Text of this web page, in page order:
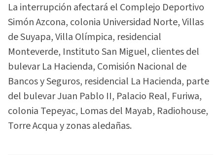
La interrupción afectará el Complejo Deportivo
Simón Azcona, colonia Universidad Norte, Villas
de Suyapa, Villa Olímpica, residencial
Monteverde, Instituto San Miguel, clientes del
bulevar La Hacienda, Comisión Nacional de
Bancos y Seguros, residencial La Hacienda, parte
del bulevar Juan Pablo II, Palacio Real, Furiwa,
colonia Tepeyac, Lomas del Mayab, Radiohouse,
Torre Acqua y zonas aledañas.